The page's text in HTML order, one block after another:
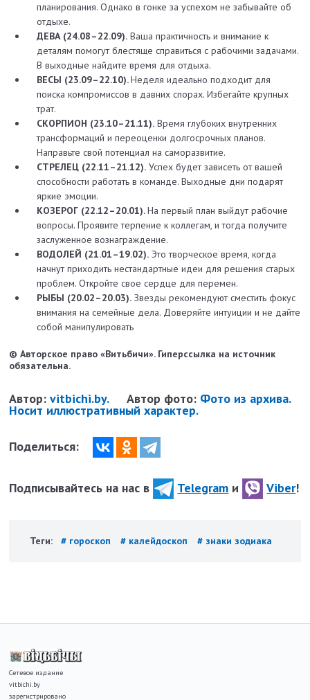
планирования. Однако в гонке за успехом не забывайте об
отдыхе.
ДЕВА (24.08–22.09). Ваша практичность и внимание к
деталям помогут блестяще справиться с рабочими задачами.
В выходные найдите время для отдыха.
ВЕСЫ (23.09–22.10).Неделя идеально подходит для
поиска компромиссов в давних спорах. Избегайте крупных
трат.
СКОРПИОН (23.10–21.11). Время глубоких внутренних
трансформаций и переоценки долгосрочных планов.
Направьте свой потенциал на саморазвитие.
СТРЕЛЕЦ (22.11–21.12). Успех будет зависеть от вашей
способности работать в команде. Выходные дни подарят
яркие эмоции.
КОЗЕРОГ (22.12–20.01).На первый план выйдут рабочие
вопросы. Проявите терпение к коллегам, и тогда получите
заслуженное вознаграждение.
ВОДОЛЕЙ (21.01–19.02). Это творческое время, когда
начнут приходить нестандартные идеи для решения старых
проблем. Откройте свое сердце для перемен.
РЫБЫ (20.02–20.03). Звезды рекомендуют сместить фокус
внимания на семейные дела. Доверяйте интуиции и не дайте
собой манипулировать
© Авторское право «Витьбичи». Гиперссылка на источник
обязательна.
Автор:vitbichi.by. Автор фото: Фото из архива.
Носит иллюстративный характер.
Поделиться:
Подписывайтесь на нас в Telegram и Viber!
Теги: # гороскоп # калейдоскоп # знаки зодиака
Сетевое издание
vitbichi.by
зарегистрировано